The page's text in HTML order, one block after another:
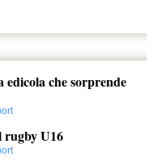
edicola che sorprende
rugby U16